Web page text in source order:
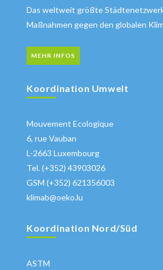
Das weltweit größte
Maßnahmen gegen den globalen
MEHR INFOS
Koordination Umwelt
Mouvement Ecologique
6, rue Vauban
L-2663 Luxembourg
Tel. (+352) 43903026
GSM (+352) 621356003
klimab@oeko.lu
Koordination Nord/Süd
ASTM